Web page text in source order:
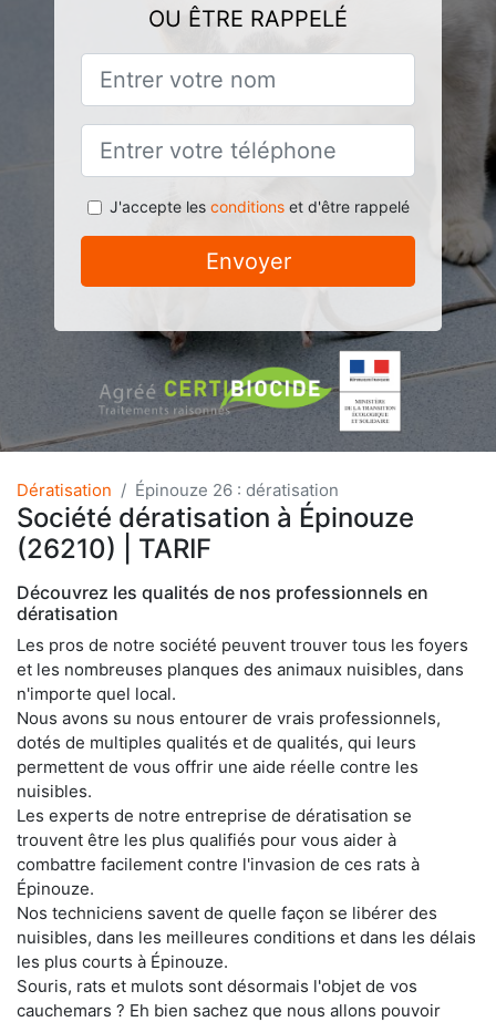
OU ÊTRE RAPPELÉ
J'accepte les conditionset d'être rappelé
Envoyer
Dératisation Épinouze 26 : dératisation
Société dératisation à Épinouze
(26210) | TARIF
Découvrez les qualités de nos professionnels en
dératisation
Les pros de notre société peuvent trouver tous les foyers
et les nombreuses planques des animaux nuisibles, dans
n'importe quel local.
Nous avons su nous entourer de vrais professionnels,
dotés de multiples qualités et de qualités, qui leurs
permettent de vous offrir une aide réelle contre les
nuisibles.
Les experts de notre entreprise de dératisation se
trouvent être les plus qualifiés pour vous aider à
combattre facilement contre l'invasion de ces rats à
Épinouze.
Nos techniciens savent de quelle façon se libérer des
nuisibles, dans les meilleures conditions et dans les délais
les plus courts à Épinouze.
Souris, rats et mulots sont désormais l'objet de vos
cauchemars ? Eh bien sachez que nous allons pouvoir